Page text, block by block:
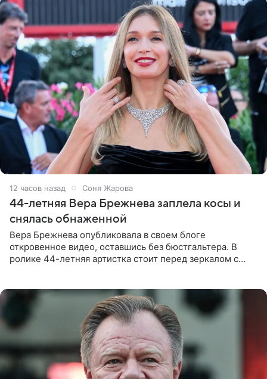
12 часов назад Соня Жарова
44-летняя Вера Брежнева заплела косы и
снялась обнаженной
Вера Брежнева опубликовала в своем блоге
откровенное видео, оставшись без бюстгальтера. В
ролике 44-летняя артистка стоит перед зеркалом с